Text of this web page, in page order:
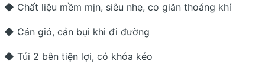
◆ Chất liệu mềm mịn, siêu nhẹ, co giãn thoáng khí
◆ Cản gió, cản bụi khi đi đường
◆ Túi 2 bên tiện lợi, có khóa kéo